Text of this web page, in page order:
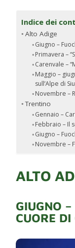
Indice dei
Alto Adige
Giugno –
Primavera –
Carenvale –
Maggio –
sull’Alpe di
Novembre –
Trentino
Gennaio –
Febbraio – Il
Giugno –
Novembre –
ALTO
GIUGNO –
CUORE DI